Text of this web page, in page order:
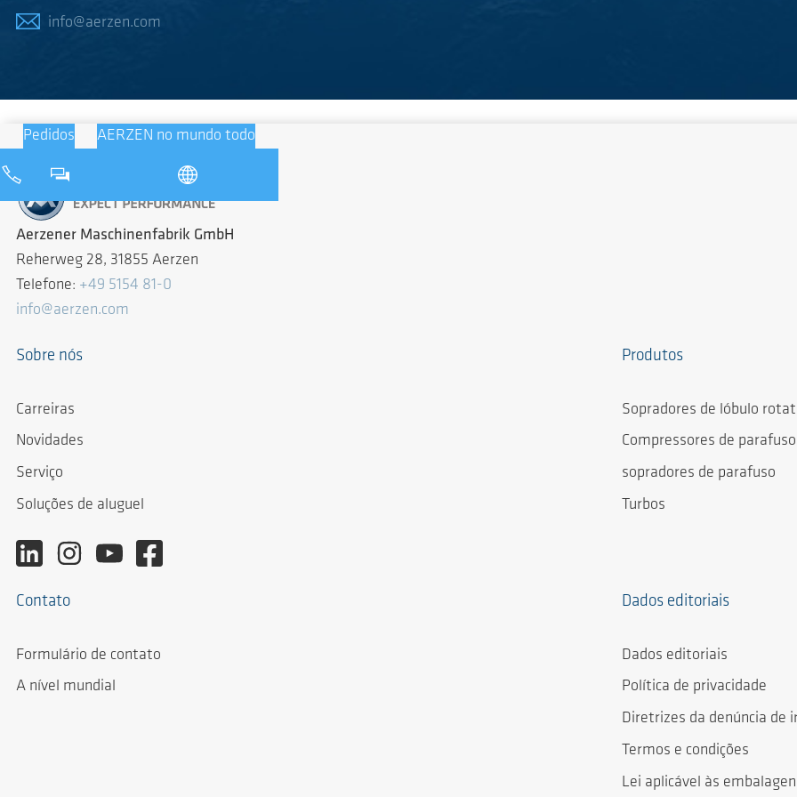
info@aerzen.com
Pedidos AERZEN no mundo todo
Aerzener Maschinenfabrik GmbH
Reherweg 28, 31855 Aerzen
Telefone: +49 5154 81-0
info@aerzen.com
Sobre nós
Carreiras
Novidades
Serviço
Soluções de aluguel
Produtos
Sopradores de lóbulo
Compressores de parafuso
sopradores de parafuso
Turbos
Contato
Formulário de contato
A nível mundial
Dados editoriais
Dados editoriais
Política de privacidade
Diretrizes da denúncia de
Termos e condições
Lei aplicável às